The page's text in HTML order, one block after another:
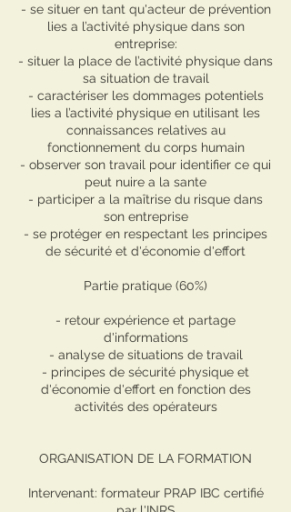
- se situer en tant qu'acteur de prévention
lies a l’activité physique dans son
entreprise:
- situer la place de l’activité physique dans
sa situation de travail
- caractériser les dommages potentiels
lies a l’activité physique en utilisant les
connaissances relatives au
fonctionnement du corps humain
- observer son travail pour identifier ce qui
peut nuire a la sante
- participer a la maîtrise du risque dans
son entreprise
- se protéger en respectant les principes
de sécurité et d'économie d'effort
Partie pratique (60%)
- retour expérience et partage
d'informations
- analyse de situations de travail
- principes de sécurité physique et
d'économie d'effort en fonction des
activités des opérateurs
ORGANISATION DE LA FORMATION
Intervenant: formateur PRAP IBC certifié